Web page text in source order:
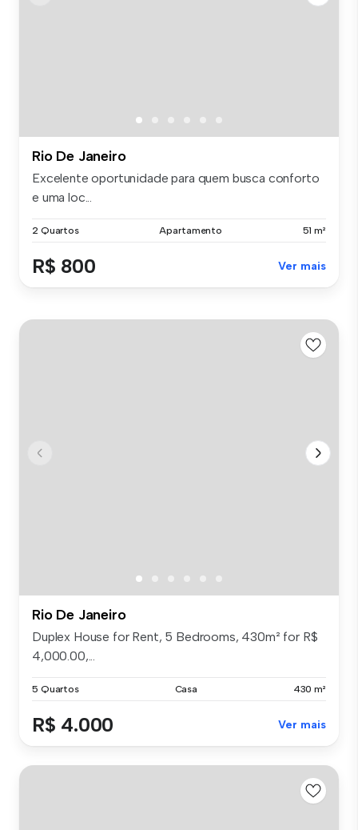
Rio De Janeiro
Excelente oportunidade para quem busca conforto
e uma loc...
2 Quartos Apartamento 51 m²
R$ 800 Ver mais
Rio De Janeiro
Duplex House for Rent, 5 Bedrooms, 430m² for R$
4,000.00,...
5 Quartos Casa 430 m²
R$ 4.000 Ver mais